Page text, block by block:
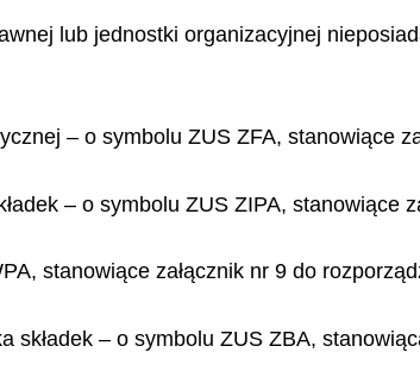
lub jednostki organizacyjnej
– o symbolu ZUS ZFA, stanowiące
– o symbolu ZUS ZIPA, stanowiące
stanowiące załącznik nr 9 do
składek – o symbolu ZUS ZBA,